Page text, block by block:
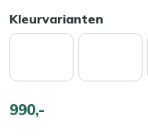
Kleurvarianten
990,-